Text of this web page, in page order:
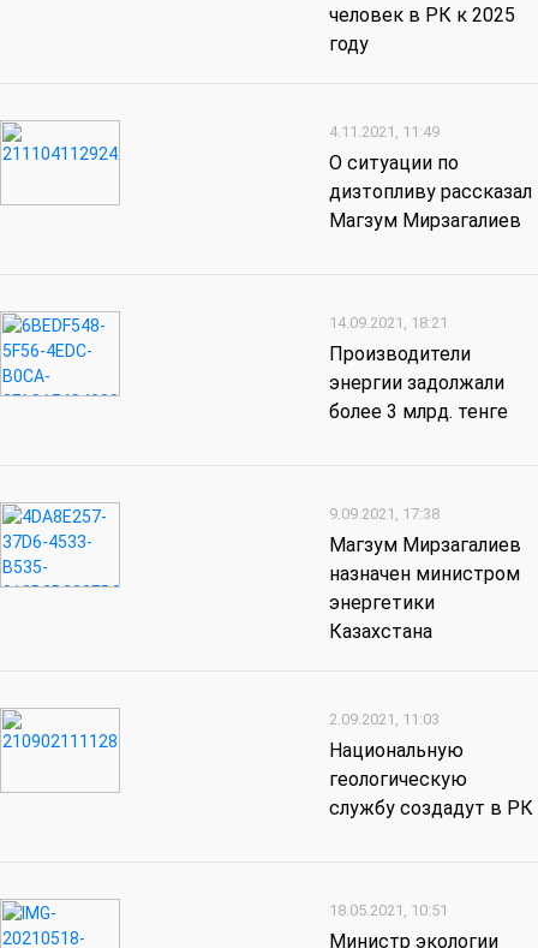
человек в РК к 2025
году
4.11.2021, 11:49
О ситуации по
дизтопливу рассказал
Магзум Мирзагалиев
14.09.2021, 18:21
Производители
энергии задолжали
более 3 млрд. тенге
9.09.2021, 17:38
Магзум Мирзагалиев
назначен министром
энергетики
Казахстана
2.09.2021, 11:03
Национальную
геологическую
службу создадут в РК
18.05.2021, 10:51
Министр экологии